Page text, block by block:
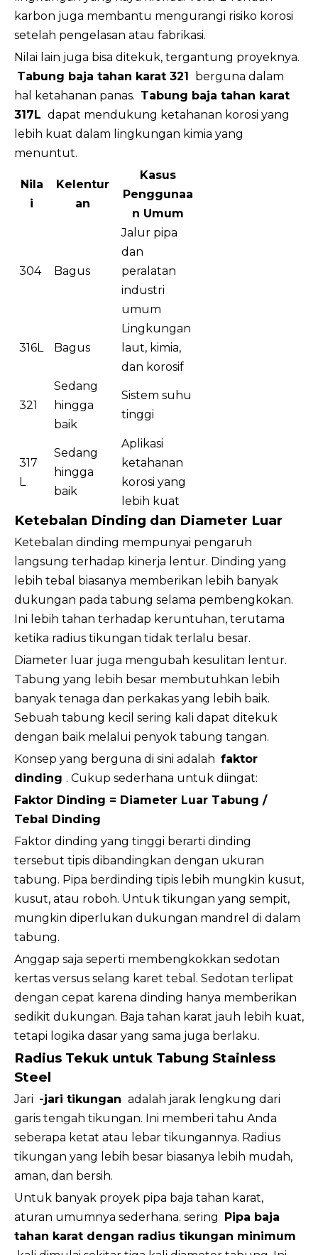
karbon juga membantu mengurangi risiko korosi
setelah pengelasan atau fabrikasi.
Nilai lain juga bisa ditekuk, tergantung proyeknya.
Tabung baja tahan karat 321
berguna dalam
hal ketahanan panas. Tabung baja tahan karat
317L dapat mendukung ketahanan korosi yang
lebih kuat dalam lingkungan kimia yang
menuntut.
Nila
i
Kelentur
an
Kasus
Penggunaa
n Umum
304 Bagus
Jalur pipa
dan
peralatan
industri
umum
316L Bagus
Lingkungan
laut, kimia,
dan korosif
321
Sedang
hingga
baik
Sistem suhu
tinggi
317
L
Sedang
hingga
baik
Aplikasi
ketahanan
korosi yang
lebih kuat
Ketebalan Dinding dan Diameter Luar
Ketebalan dinding mempunyai pengaruh
langsung terhadap kinerja lentur. Dinding yang
lebih tebal biasanya memberikan lebih banyak
dukungan pada tabung selama pembengkokan.
Ini lebih tahan terhadap keruntuhan, terutama
ketika radius tikungan tidak terlalu besar.
Diameter luar juga mengubah kesulitan lentur.
Tabung yang lebih besar membutuhkan lebih
banyak tenaga dan perkakas yang lebih baik.
Sebuah tabung kecil sering kali dapat ditekuk
dengan baik melalui penyok tabung tangan.
Konsep yang berguna di sini adalah faktor
dinding . Cukup sederhana untuk diingat:
Faktor Dinding = Diameter Luar Tabung /
Tebal Dinding
Faktor dinding yang tinggi berarti dinding
tersebut tipis dibandingkan dengan ukuran
tabung. Pipa berdinding tipis lebih mungkin kusut,
kusut, atau roboh. Untuk tikungan yang sempit,
mungkin diperlukan dukungan mandrel di dalam
tabung.
Anggap saja seperti membengkokkan sedotan
kertas versus selang karet tebal. Sedotan terlipat
dengan cepat karena dinding hanya memberikan
sedikit dukungan. Baja tahan karat jauh lebih kuat,
tetapi logika dasar yang sama juga berlaku.
Radius Tekuk untuk Tabung Stainless
Steel
Jari -jari tikungan adalah jarak lengkung dari
garis tengah tikungan. Ini memberi tahu Anda
seberapa ketat atau lebar tikungannya. Radius
tikungan yang lebih besar biasanya lebih mudah,
aman, dan bersih.
Untuk banyak proyek pipa baja tahan karat,
aturan umumnya sederhana. sering
Pipa baja
tahan karat dengan radius tikungan minimum